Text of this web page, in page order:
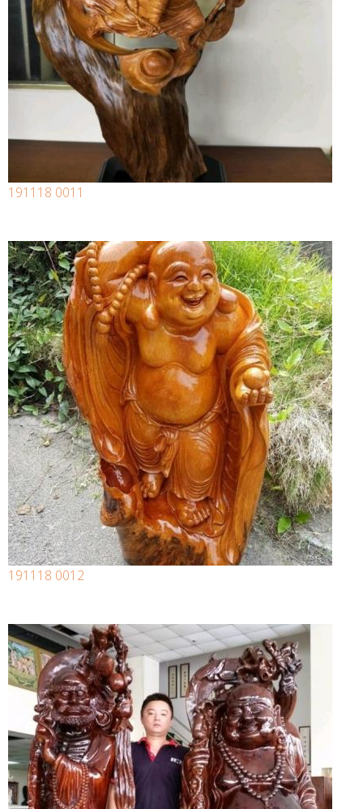
191118 0011
191118 0012